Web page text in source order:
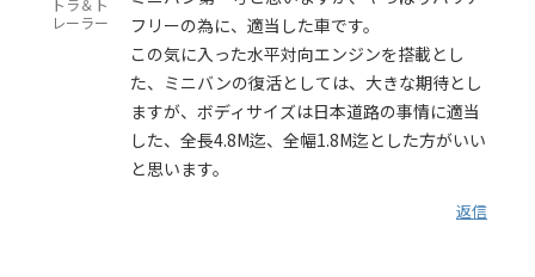
トラ＆ト
レーラー
フリーの為に、適当した車です。
この気に入った水平対向エンジンを搭載とし
た、ミニバンの復活としては、大きな期待とし
ますが、ボディサイズは日本道路の事情に適当
した、全長4.8M迄、全幅1.8M迄とした方がいい
と思います。
返信